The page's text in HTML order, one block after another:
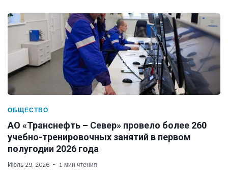
ОБЩЕСТВО
АО «Транснефть – Север» провело более 260
учебно-тренировочных занятий в первом
полугодии 2026 года
Июль 29, 2026 1 мин чтения